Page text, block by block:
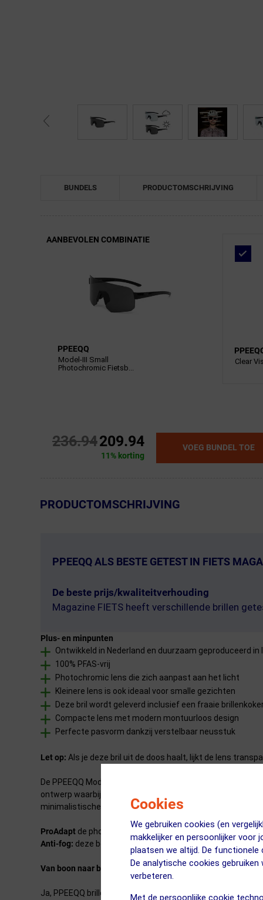
Cookies
We gebruiken cookies (en
makkelijker en persoonlijker voor
plaatsen we altijd. De
De analytische cookies
verbeteren.
Met de persoonlijke cookie
BUNDELS PRODUCTOMSCHRIJVING
← Terug naar productnavigatie
AANBEVOLEN COMBINATIE
PPEEQQ
Model-III Small
Photochromic Fietsb...
Clear
236.94209.94
11% korting
VOEG BUNDEL TOE
← Terug naar productnavigatie
PRODUCTOMSCHRIJVING
PPEEQQ ALS BESTE GETEST IN FIETS
De beste prijs/kwaliteitverhouding
Magazine FIETS heeft verschillende brillen
Plus- en minpunten
Ontwikkeld in Nederland en duurzaam geproduceerd in
100% PFAS-vrij
Photochromic lens die zich aanpast aan het licht
Kleinere lens is ook ideaal voor smalle gezichten
Deze bril wordt geleverd inclusief een fraaie
Compacte lens met modern montuurloos design
Perfecte pasvorm dankzij verstelbaar neusstuk
Let op: Als je deze bril uit de doos haalt, lijkt de lens
De PPEEQQ Model III Photochromic is het meest
ontwerp waarbij de pootjes direct op de lens bevestigd
minimalistische karakter van de bril versterkt. Toch blijft
ProAdaptde photochromische lens kleurt mee onder
Anti-fog: deze behandeling zorgt ervoor dat de lens niet
Van boon naar bril
Ja, PPEEQQ brillen zijn synthetisch, van plastic. Daar